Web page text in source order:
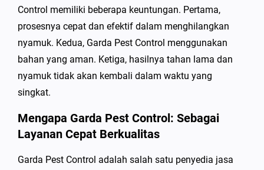
Control memiliki beberapa keuntungan. Pertama,
prosesnya cepat dan efektif dalam menghilangkan
nyamuk. Kedua, Garda Pest Control menggunakan
bahan yang aman. Ketiga, hasilnya tahan lama dan
nyamuk tidak akan kembali dalam waktu yang
singkat.
Mengapa Garda Pest Control: Sebagai
Layanan Cepat Berkualitas
Garda Pest Control adalah salah satu penyedia jasa